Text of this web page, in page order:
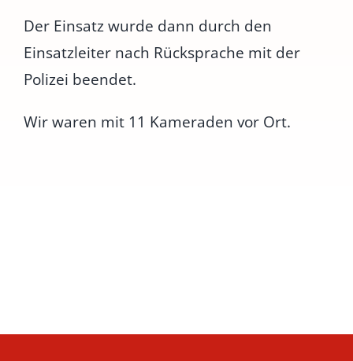
Der Einsatz wurde dann durch den
Einsatzleiter nach Rücksprache mit der
Polizei beendet.
Wir waren mit 11 Kameraden vor Ort.